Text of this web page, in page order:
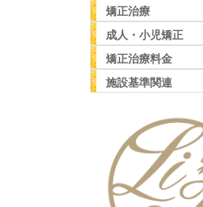
矯正治療
成人・小児矯正
矯正治療料金
施設基準関連